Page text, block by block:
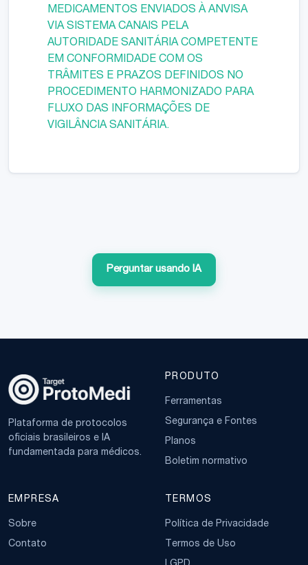
MEDICAMENTOS ENVIADOS À ANVISA
VIA SISTEMA CANAIS PELA
AUTORIDADE SANITÁRIA COMPETENTE
EM CONFORMIDADE COM OS
TRÂMITES E PRAZOS DEFINIDOS NO
PROCEDIMENTO HARMONIZADO PARA
FLUXO DAS INFORMAÇÕES DE
VIGILÂNCIA SANITÁRIA.
Perguntar usando IA
Plataforma de protocolos
oficiais brasileiros e IA
fundamentada para médicos.
PRODUTO
Ferramentas
Segurança e Fontes
Planos
Boletim normativo
EMPRESA
Sobre
Contato
TERMOS
Política de Privacidade
Termos de Uso